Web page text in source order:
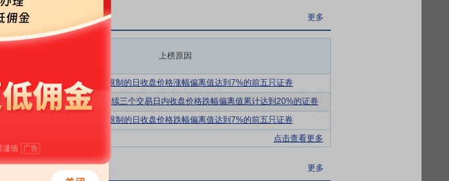
壁垒。
及CNAS认可实验室，累计授权专利848件。2025年研发投入持续加大，
。软包电池铝塑膜箔、汽车板、轻量化结构件等高端产品批量交付，单吨
定/修订，技术话语权持续增强。
、德国西马克六辊冷轧机、气垫炉等国际先进设备，可稳定生产1-8系47
逐步释放，新增高端产能10万吨以上，产品覆盖新能源、航空航天、轨
制，设备综合效率、良品率显著提升，单吨能耗持续下降。
，具备丰富的产业运营与战略决策经验。报告期内，未发生核心管理团
效转移原料价格波动风险；客户覆盖4000余家，与头部企业建立长期合
更多
业
上榜原因
有价格涨跌幅限制的日收盘价格涨幅偏离值达到7%的前五只证券
非ST、*ST和S证券连续三个交易日内收盘价格跌幅偏离值累计达到20%的证券
有价格涨跌幅限制的日收盘价格跌幅偏离值达到7%的前五只证券
点击查看更多
更多